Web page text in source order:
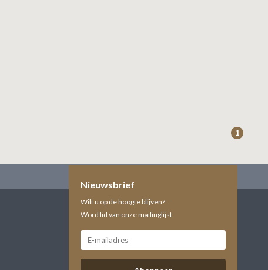
1
Nieuwsbrief
Wilt u op de hoogte blijven?
Word lid van onze mailinglijst: